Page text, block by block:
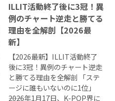
ILLIT活動終了後に3冠！異
例のチャート逆走と勝てる
理由を全解剖【2026最
新】
【2026最新】ILLIT活動終了
後に3冠！異例のチャート逆走
と勝てる理由を全解剖 「ステ
ージに誰もいないのに1位」
――2026年1月17日、K-POP界に